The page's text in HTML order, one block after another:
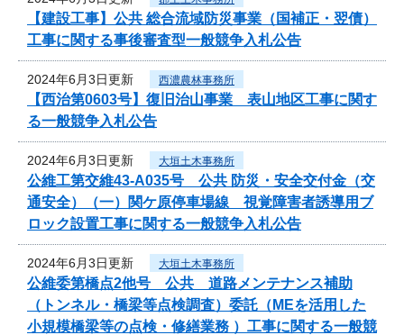
【建設工事】公共 総合流域防災事業（国補正・翌債）
工事に関する事後審査型一般競争入札公告
2024年6月3日更新 西濃農林事務所
【西治第0603号】復旧治山事業 表山地区工事に関す
る一般競争入札公告
2024年6月3日更新 大垣土木事務所
公維工第交維43-A035号 公共 防災・安全交付金（交
通安全）（一）関ケ原停車場線 視覚障害者誘導用ブ
ロック設置工事に関する一般競争入札公告
2024年6月3日更新 大垣土木事務所
公維委第橋点2他号 公共 道路メンテナンス補助
（トンネル・橋梁等点検調査）委託（MEを活用した
小規模橋梁等の点検・修繕業務 ）工事に関する一般競